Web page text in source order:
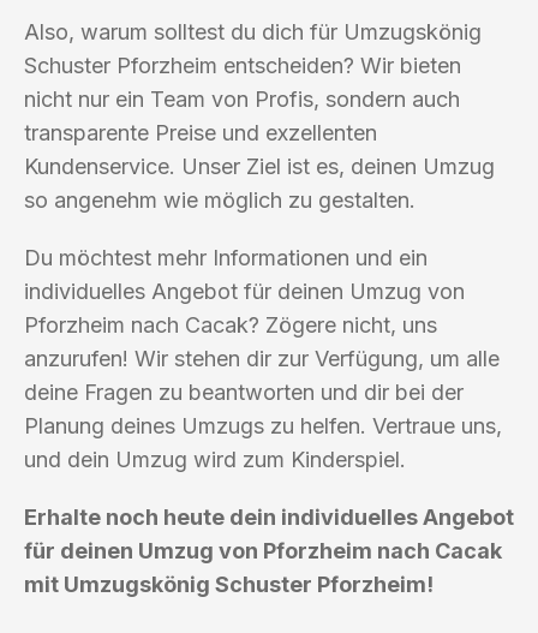
Also, warum solltest du dich für Umzugskönig
Schuster Pforzheim entscheiden? Wir bieten
nicht nur ein Team von Profis, sondern auch
transparente Preise und exzellenten
Kundenservice. Unser Ziel ist es, deinen Umzug
so angenehm wie möglich zu gestalten.
Du möchtest mehr Informationen und ein
individuelles Angebot für deinen Umzug von
Pforzheim nach Cacak? Zögere nicht, uns
anzurufen! Wir stehen dir zur Verfügung, um alle
deine Fragen zu beantworten und dir bei der
Planung deines Umzugs zu helfen. Vertraue uns,
und dein Umzug wird zum Kinderspiel.
Erhalte noch heute dein individuelles Angebot
für deinen Umzug von Pforzheim nach Cacak
mit Umzugskönig Schuster Pforzheim!